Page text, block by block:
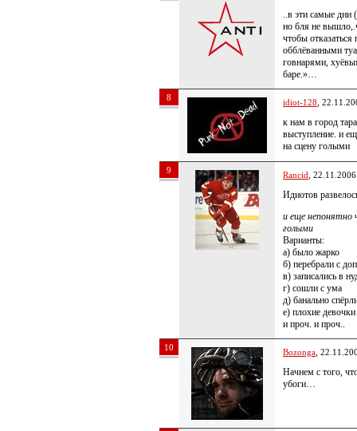
..в эти самые
но бля не
чтобы
обблёванными
говнарями,
баре.»…
8 idiot-128 ,
к нам в город
выступление. и
на сцену голыми
9 Rancid ,
Идиотов
и еще непонятно
голыми
Варианты:
а) было жарко
б) перебрали с
в) записались в
г) сошли с ума
д) банально
е) плохие
и проч. и проч..
10 Bozonga ,
Начнем с того,
убоги…